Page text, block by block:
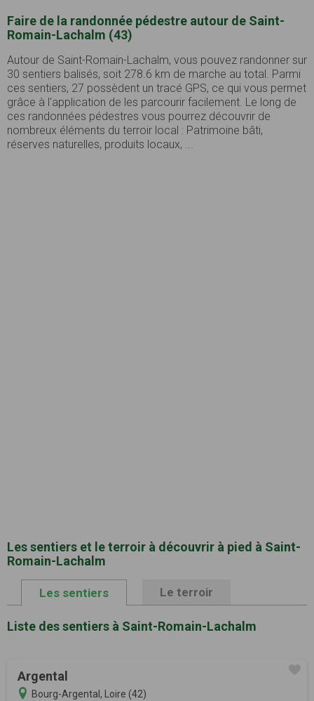
Faire de la randonnée pédestre autour de Saint-
Romain-Lachalm (43)
Autour de Saint-Romain-Lachalm, vous pouvez randonner sur
30 sentiers balisés, soit 278.6 km de marche au total. Parmi
ces sentiers, 27 possèdent un tracé GPS, ce qui vous permet
grâce à l'application de les parcourir facilement. Le long de
ces randonnées pédestres vous pourrez découvrir de
nombreux éléments du terroir local : Patrimoine bâti,
réserves naturelles, produits locaux, ...
Les sentiers et le terroir à découvrir à pied à Saint-
Romain-Lachalm
Les sentiers Le terroir
Liste des sentiers à Saint-Romain-Lachalm
Argental
Bourg-Argental, Loire (42)